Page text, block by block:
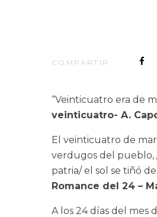
COMPARTIR
“Veinticuatro era de
veinticuatro- A.
El veinticuatro de
verdugos del pueblo,
patria/ el sol se tiñó
Romance del 24 –
A los 24 días del mes